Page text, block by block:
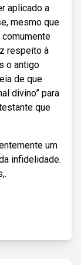
aplicado a
mesmo que
respeito à
o antigo
de que
divino” para
que
um
infidelidade.